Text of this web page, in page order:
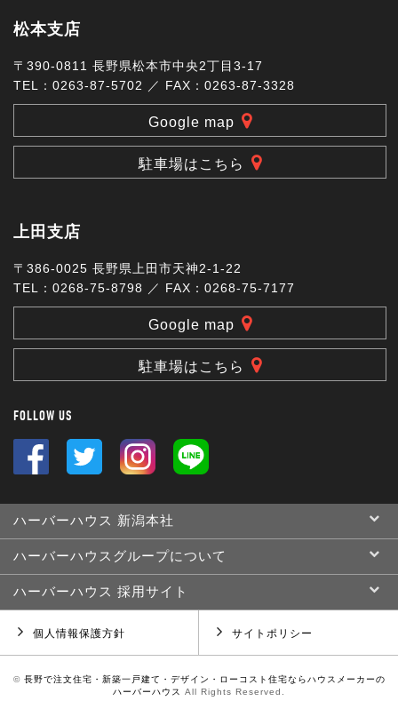
松本支店
〒390-0811 長野県松本市中央2丁目3-17
TEL：0263-87-5702 ／ FAX：0263-87-3328
Google map
駐車場はこちら
上田支店
〒386-0025 長野県上田市天神2-1-22
TEL：0268-75-8798 ／ FAX：0268-75-7177
Google map
駐車場はこちら
FOLLOW US
ハーバーハウス 新潟本社
ハーバーハウスグループについて
ハーバーハウス 採用サイト
個人情報保護方針 サイトポリシー
© 長野で注文住宅・新築一戸建て・デザイン・ローコスト住宅ならハウスメーカーの
ハーバーハウス
All Rights Reserved.